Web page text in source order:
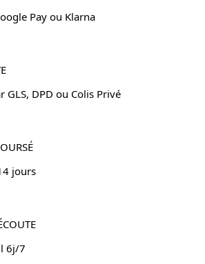
Pay ou Klarna
GLS, DPD ou Colis Privé
jours
6j/7